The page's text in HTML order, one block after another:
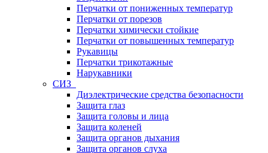
Перчатки от пониженных температур
Перчатки от порезов
Перчатки химически стойкие
Перчатки от повышенных температур
Рукавицы
Перчатки трикотажные
Нарукавники
СИЗ
Диэлектрические средства безопасности
Защита глаз
Защита головы и лица
Защита коленей
Защита органов дыхания
Защита органов слуха